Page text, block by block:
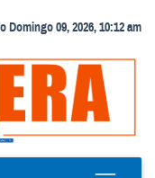
Domingo 09, 2026, 10:12 am